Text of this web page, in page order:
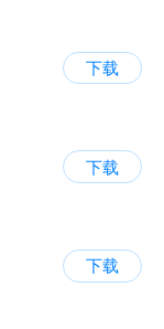
下载
下载
下载